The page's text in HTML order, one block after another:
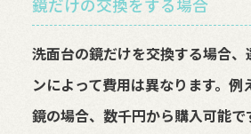
鏡だけの交換をする場合
洗面台の鏡だけを交換する場合、
ンによって費用は異なります。例
鏡の場合、数千円から購入可能で